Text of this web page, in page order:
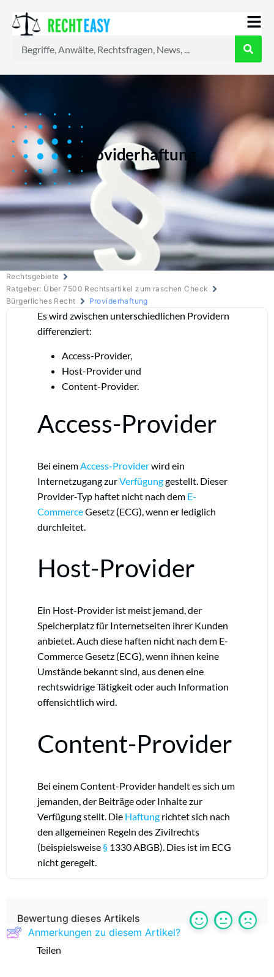
Providerhaftung
Rechtsgebiete
Ratgeber: Über 7500 Rechtsartikel zum raschen Check
Bürgerliches Recht
Providerhaftung
Es wird zwischen unterschiedlichen Providern
differenziert:
Access-Provider,
Host-Provider und
Content-Provider.
Access-Provider
Bei einemAccess-Providerwird ein
Internetzugang zurVerfügunggestellt. Dieser
Provider-Typ haftet nicht nach dem E-
CommerceGesetz (ECG), wenn er lediglich
durchleitet.
Host-Provider
Ein Host-Provider ist meist jemand, der
Speicherplatz für Internetseiten ihrer Kunden
anbietet. Auch diese haften nicht nach dem E-
Commerce Gesetz (ECG), wenn ihnen keine
Umstände bekannt sind, aus denen eine
rechtswidrige Tätigkeit oder auch Information
offensichtlich wird.
Content-Provider
Bei einem Content-Provider handelt es sich um
jemanden, der Beiträge oder Inhalte zur
Verfügung stellt. Die Haftung richtet sich nach
den allgemeinen Regeln des Zivilrechts
(beispielsweise § 1330 ABGB). Dies ist im ECG
nicht geregelt.
Bewertung dieses Artikels
Anmerkungen zu diesem Artikel?
Teilen